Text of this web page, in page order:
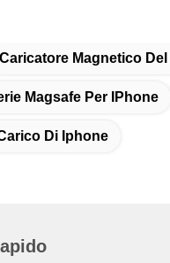
Caricatore Magnetico
Magsafe Per IPhone
Di Iphone